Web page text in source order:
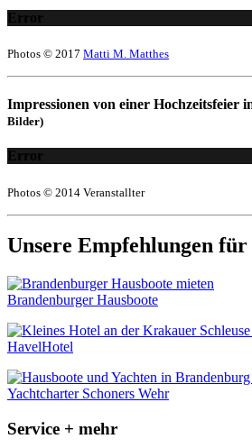
Error
Photos © 2017 Matti M. Matthes
Impressionen von einer Hochzeitsfeier
Bilder)
Error
Photos © 2014 Veranstallter
Unsere Empfehlungen für
Brandenburger Hausboote
HavelHotel
Yachtcharter Schoners Wehr
Service + mehr